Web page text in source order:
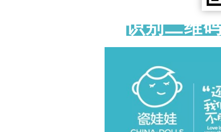
识别二维